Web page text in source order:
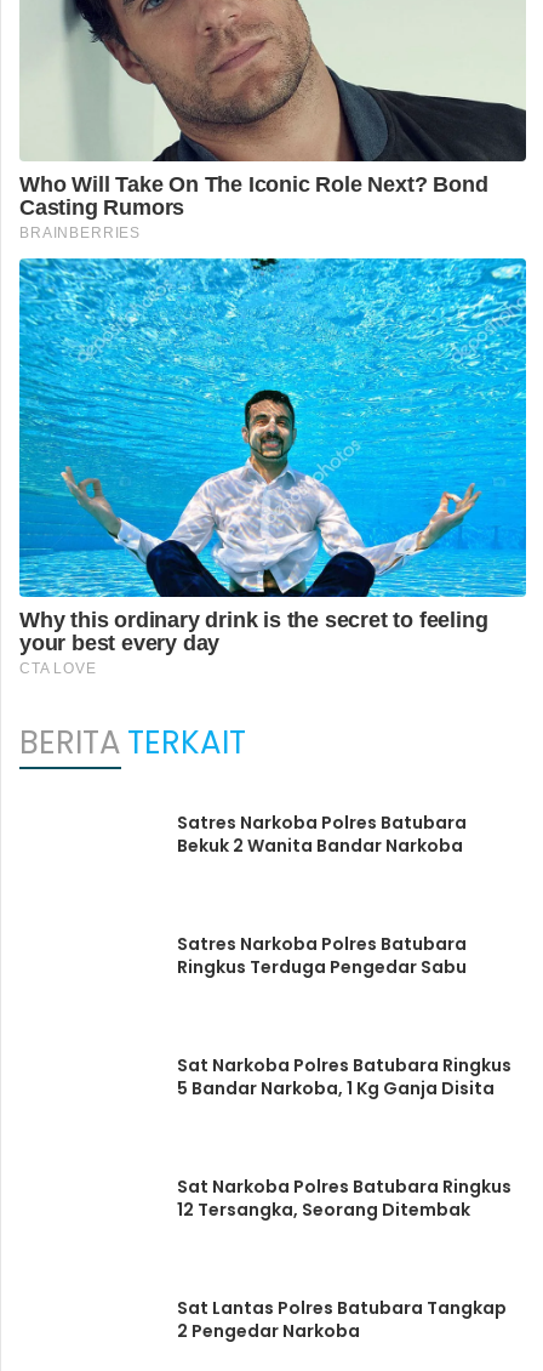
BERITATERKAIT
Satres Narkoba Polres Batubara
Bekuk 2 Wanita Bandar Narkoba
Satres Narkoba Polres Batubara
Ringkus Terduga Pengedar Sabu
Sat Narkoba Polres Batubara Ringkus
5 Bandar Narkoba, 1 Kg Ganja Disita
Sat Narkoba Polres Batubara Ringkus
12 Tersangka, Seorang Ditembak
Sat Lantas Polres Batubara Tangkap
2 Pengedar Narkoba